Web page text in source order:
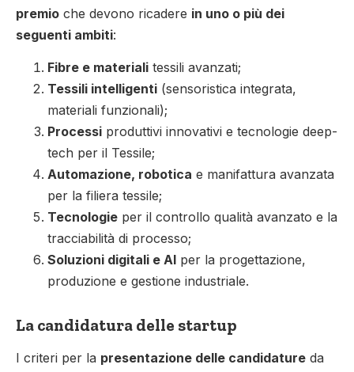
premio che devono ricadere in uno o più dei
seguenti ambiti:
Fibre e materiali tessili avanzati;
Tessili intelligenti (sensoristica integrata,
materiali funzionali);
Processi produttivi innovativi e tecnologie deep-
tech per il Tessile;
Automazione, robotica e manifattura avanzata
per la filiera tessile;
Tecnologie per il controllo qualità avanzato e la
tracciabilità di processo;
Soluzioni digitali e AI per la progettazione,
produzione e gestione industriale.
La candidatura delle startup
I criteri per la presentazione delle candidature da